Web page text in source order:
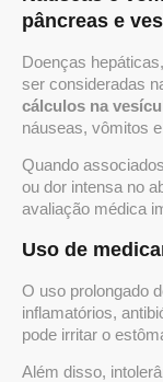
pâncreas e
Doenças
ser consideradas
cálculos na
náuseas, vômitos
Quando
ou dor intensa no
avaliação médica
Uso de
O uso prolongado
inflamatórios,
pode irritar o
Além disso,